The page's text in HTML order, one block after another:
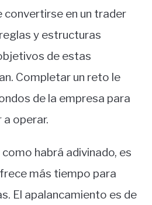
convertirse en un trader
y estructuras
de estas
Completar un reto le
de la empresa para
a operar.
habrá adivinado, es
más tiempo para
El apalancamiento es de